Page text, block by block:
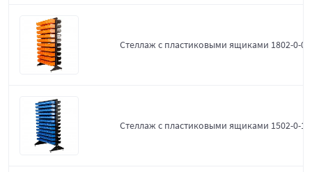
Стеллаж с пластиковыми ящиками 1802-0-0-
Стеллаж с пластиковыми ящиками 1502-0-